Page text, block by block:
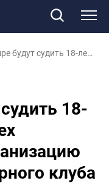
В Житомире будут судить 18-летнего парня и трех сообщников за организацию нелегального покерного клуба
18-
клуба